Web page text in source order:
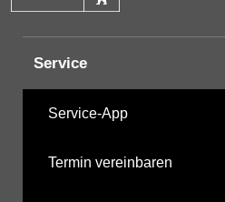
Service
Service-App
Termin vereinbaren